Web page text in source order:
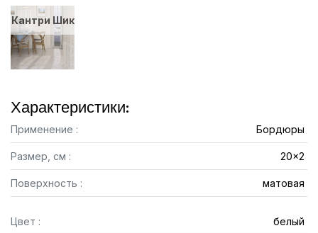
Кантри Шик
Характеристики:
Применение : Бордюры
Размер, см : 20x2
Поверхность : матовая
Цвет : белый